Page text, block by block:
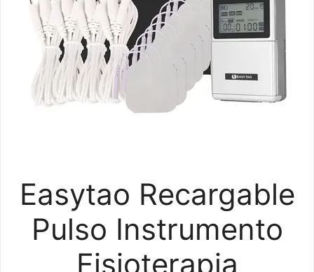
Easytao Recargable
Pulso Instrumento
Fisioterapia